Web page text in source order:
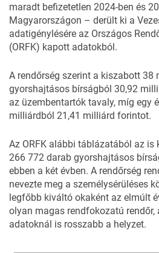
maradt befizetetlen 2024-ben és
Magyarországon – derült ki a
adatigénylésére az Országos
(ORFK) kapott adatokból.
A rendőrség szerint a kiszabott 38
gyorshajtásos bírságból 30,92
az üzembentartók tavaly, míg egy
milliárdból 21,41 milliárd forintot.
Az ORFK alábbi táblázatából az is
266 772 darab gyorshajtásos
ebben a két évben. A rendőrség
nevezte meg a személysérüléses
legfőbb kiváltó okaként az elmúlt
olyan magas rendfokozatú rendőr,
adatoknál is rosszabb a helyzet.